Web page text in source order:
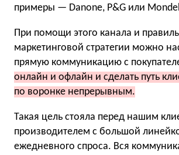
примеры — Danone, P&G или
При помощи этого канала и
маркетинговой стратегии можно
прямую коммуникацию с
онлайн и офлайн и сделать путь
по воронке непрерывным.
Такая цель стояла перед нашим
производителем с большой
ежедневного спроса. Вся